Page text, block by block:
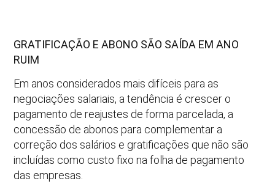
GRATIFICAÇÃO E ABONO SÃO SAÍDA EM ANO
RUIM
Em anos considerados mais difíceis para as
negociações salariais, a tendência é crescer o
pagamento de reajustes de forma parcelada, a
concessão de abonos para complementar a
correção dos salários e gratificações que não são
incluídas como custo fixo na folha de pagamento
das empresas.